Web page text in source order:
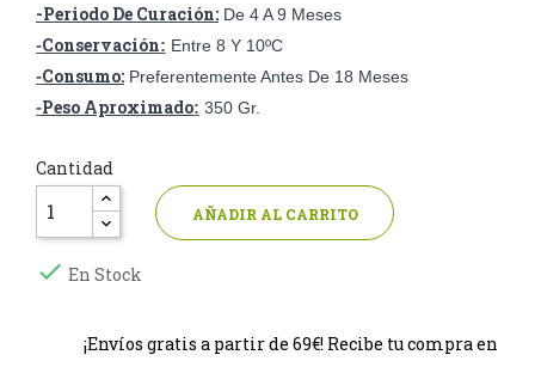
-Periodo De Curación: De 4 A 9 Meses
-Conservación: Entre 8 Y 10ºC
-Consumo: Preferentemente Antes De 18 Meses
-Peso Aproximado: 350 Gr.
Cantidad
AÑADIR AL CARRITO
 En Stock
¡Envíos gratis a partir de 69€! Recibe tu compra en